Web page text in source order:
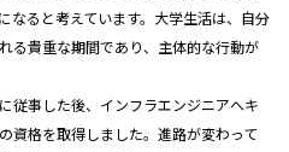
なると考えています。大学生活は、自分
る貴重な期間であり、主体的な行動が
に従事した後、インフラエンジニアへキ
資格を取得しました。進路が変わって